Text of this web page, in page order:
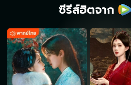
ซีรีส์ฮิตจาก